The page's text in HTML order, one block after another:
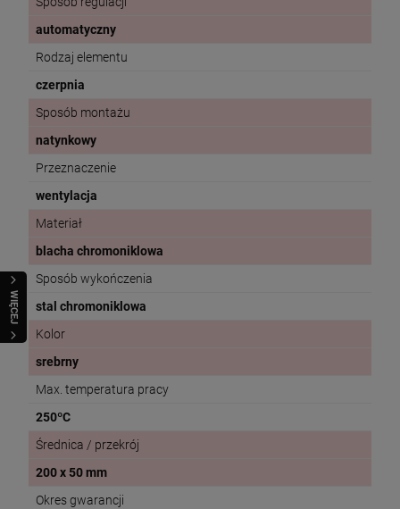
WIĘCEJ
automatyczny
Rodzaj elementu
czerpnia
Sposób montażu
natynkowy
Przeznaczenie
wentylacja
Materiał
blacha chromoniklowa
Sposób wykończenia
stal chromoniklowa
Kolor
srebrny
Max. temperatura pracy
250ºC
Średnica / przekrój
200 x 50 mm
Okres gwarancji